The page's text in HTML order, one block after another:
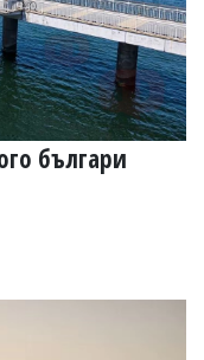
българи